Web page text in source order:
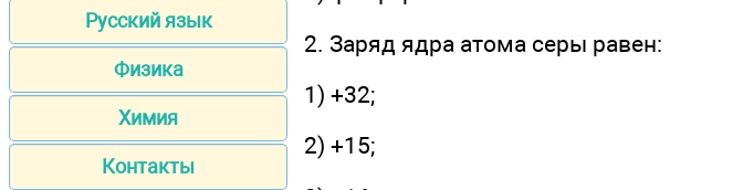
Русский язык
Физика
Химия
Контакты
2. Заряд ядра атома серы равен:
1) +32;
2) +15;